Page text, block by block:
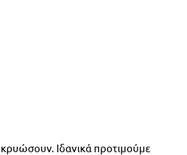
Ιδανικά προτιμούμε